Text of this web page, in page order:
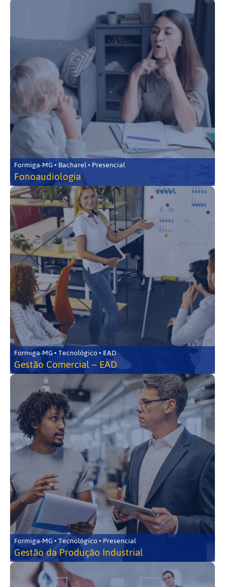
Formiga-MG • Bacharel • Presencial
Fonoaudiologia
Formiga-MG • Tecnológico • EAD
Gestão Comercial – EAD
Formiga-MG • Tecnológico • Presencial
Gestão da Produção Industrial